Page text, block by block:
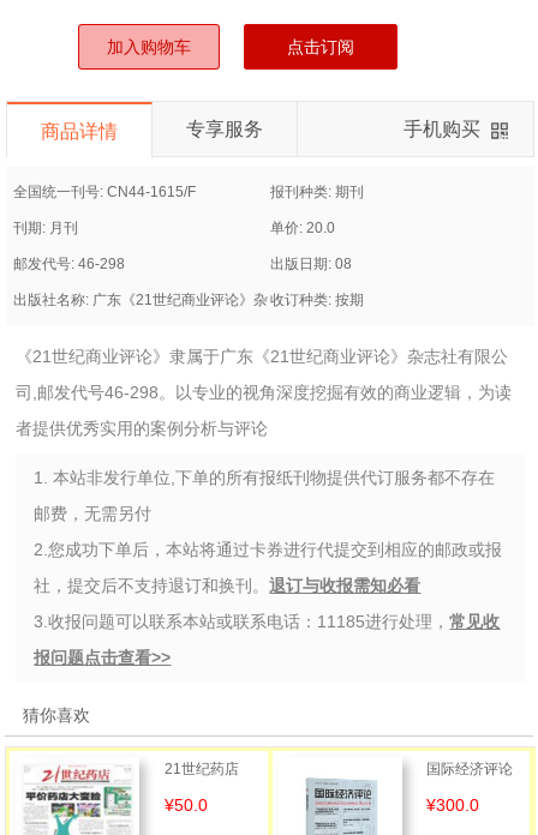
加入购物车 点击订阅
商品详情 专享服务 手机购买
全国统一刊号: CN44-1615/F 报刊种类: 期刊
刊期: 月刊 单价: 20.0
邮发代号: 46-298 出版日期: 08
出版社名称: 广东《21世纪商业评论》杂收订种类: 按期
《21世纪商业评论》隶属于广东《21世纪商业评论》杂志社有限公
司,邮发代号46-298。以专业的视角深度挖掘有效的商业逻辑，为读
者提供优秀实用的案例分析与评论
1. 本站非发行单位,下单的所有报纸刊物提供代订服务都不存在
邮费，无需另付
2.您成功下单后，本站将通过卡券进行代提交到相应的邮政或报
社，提交后不支持退订和换刊。退订与收报需知必看
3.收报问题可以联系本站或联系电话：11185进行处理，常见收
报问题点击查看>>
猜你喜欢
21世纪药店
¥50.0
国际经济评论
¥300.0